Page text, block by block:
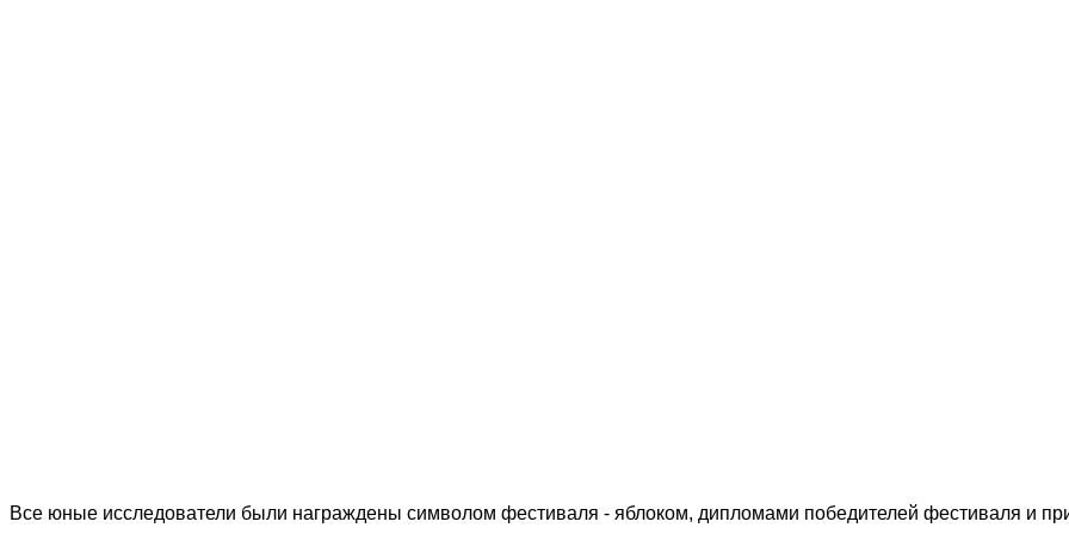
Все юные исследователи были награждены символом фестиваля - яблоком, дипломами победителей фестиваля и